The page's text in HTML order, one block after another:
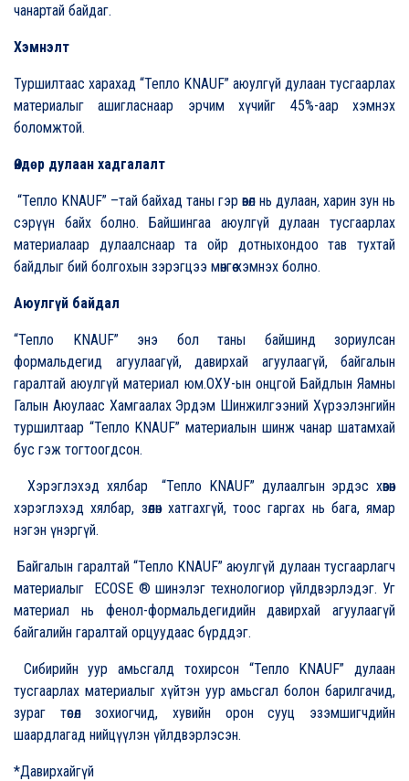
чанартай байдаг.
Хэмнэлт
Туршилтаас харахад “Тепло KNAUF” аюулгүй дулаан тусгаарлах
материалыг ашигласнаар эрчим хүчийг 45%-аар хэмнэх
боломжтой.
Өндөр дулаан хадгалалт
“Тепло KNAUF” –тай байхад таны гэр өвөл нь дулаан, харин зун нь
сэрүүн байх болно. Байшингаа аюулгүй дулаан тусгаарлах
материалаар дулаалснаар та ойр дотныхондоо тав тухтай
байдлыг бий болгохын зэрэгцээ мөнгөө хэмнэх болно.
Аюулгүй байдал
“Тепло KNAUF” энэ бол таны байшинд зориулсан
формальдегид агуулаагүй, давирхай агуулаагүй, байгалын
гаралтай аюулгүй материал юм.ОХУ-ын онцгой Байдлын Яамны
Галын Аюулаас Хамгаалах Эрдэм Шинжилгээний Хүрээлэнгийн
туршилтаар “Тепло KNAUF” материалын шинж чанар шатамхай
бус гэж тогтоогдсон.
Хэрэглэхэд хялбар “Тепло KNAUF” дулаалгын эрдэс хөвөн
хэрэглэхэд хялбар, зөөлөн хатгахгүй, тоос гаргах нь бага, ямар
нэгэн үнэргүй.
Байгалын гаралтай “Тепло KNAUF” аюулгүй дулаан тусгаарлагч
материалыг ECOSE ® шинэлэг технологиор үйлдвэрлэдэг. Уг
материал нь фенол-формальдегидийн давирхай агуулаагүй
байгалийн гаралтай орцуудаас бүрддэг.
Сибирийн уур амьсгалд тохирсон “Тепло KNAUF” дулаан
тусгаарлах материалыг хүйтэн уур амьсгал болон барилгачид,
зураг төсөл зохиогчид, хувийн орон сууц эзэмшигчдийн
шаардлагад нийцүүлэн үйлдвэрлэсэн.
*Давирхайгүй